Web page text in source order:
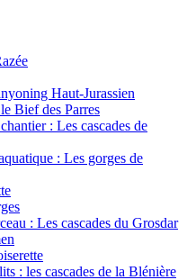
Haut-Jurassien
Bief des Parres
: Les cascades de
: Les gorges de
: Les cascades du Grosdar
: les cascades de la Blénière